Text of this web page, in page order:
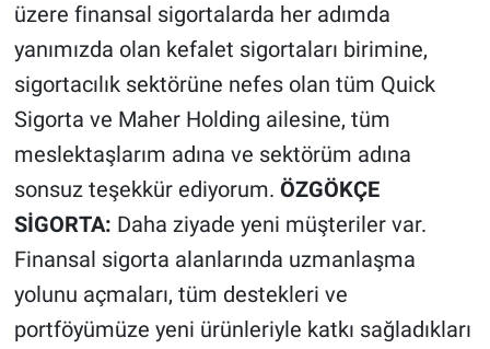
üzere finansal sigortalarda her adımda
yanımızda olan kefalet sigortaları birimine,
sigortacılık sektörüne nefes olan tüm Quick
Sigorta ve Maher Holding ailesine, tüm
meslektaşlarım adına ve sektörüm adına
sonsuz teşekkür ediyorum. ÖZGÖKÇE
SİGORTA: Daha ziyade yeni müşteriler var.
Finansal sigorta alanlarında uzmanlaşma
yolunu açmaları, tüm destekleri ve
portföyümüze yeni ürünleriyle katkı sağladıkları